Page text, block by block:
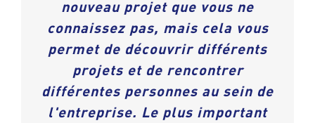
nouveau projet que vous ne
connaissez pas, mais cela vous
permet de découvrir différents
projets et de rencontrer
différentes personnes au sein de
l'entreprise. Le plus important